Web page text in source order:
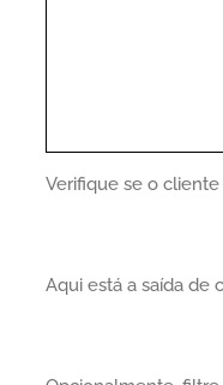
Verifique se o cliente
Aqui está a saída de